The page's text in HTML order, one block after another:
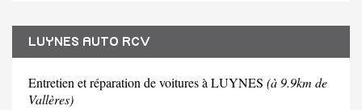
LUYNES AUTO RCV
Entretien et réparation de voitures à LUYNES (à 9.9km de
Vallères)